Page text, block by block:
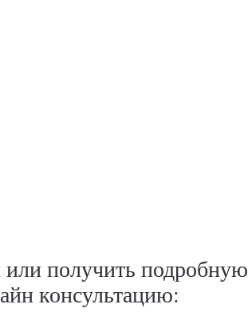
или получить подробную
консультацию: